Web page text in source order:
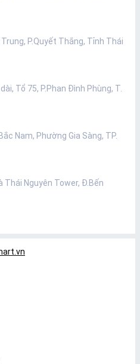
P.Quyết Thắng, Tỉnh Thái
Tổ 75, P.Phan Đình Phùng, T.
Nam, Phường Gia Sàng, TP.
Thái Nguyên Tower, Đ.Bến